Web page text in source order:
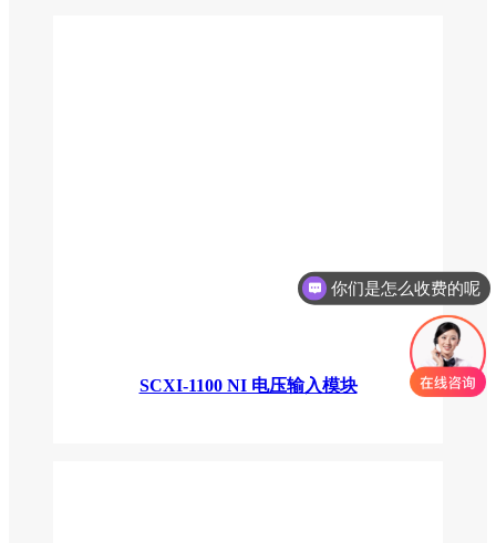
SCXI-1100 NI 电压输入模块
你们是怎么收费的呢